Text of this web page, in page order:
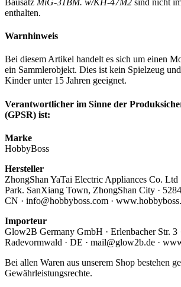
enthalten.
Warnhinweis
Bei diesem Artikel handelt es sich um einen
ein Sammlerobjekt. Dies ist kein Spielzeug
Kinder unter 15 Jahren geeignet.
Verantwortlicher im Sinne der
(GPSR) ist:
Marke
HobbyBoss
Hersteller
ZhongShan YaTai Electric Appliances Co. Ltd
Park. SanXiang Town, ZhongShan City ·
CN · info@hobbyboss.com ·
Importeur
Glow2B Germany GmbH · Erlenbacher Str. 3
Radevormwald · DE · mail@glow2b.de ·
Bei allen Waren aus unserem Shop bestehen
Gewährleistungsrechte.